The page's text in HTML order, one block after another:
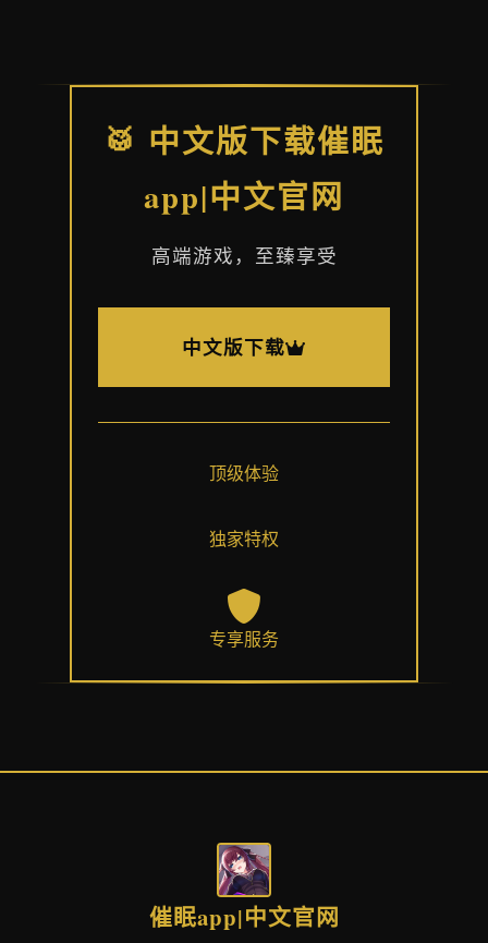
🥁 中文版下载催眠
app|中文官网
高端游戏，至臻享受
中文版下载
顶级体验
独家特权
专享服务
催眠app|中文官网